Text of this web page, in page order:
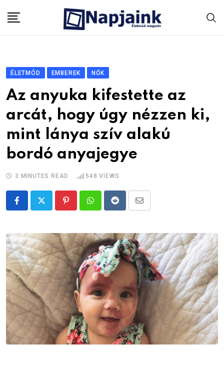
ÉLETMÓD EMBEREK NŐK
Az anyuka kifestette az
arcát, hogy úgy nézzen ki,
mint lánya szív alakú
bordó anyajegye
3 MINUTES READ 548 VIEWS
PinterestWhatsappRedditShare
Email